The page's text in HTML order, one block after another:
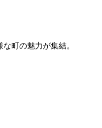
町の魅力が集結。